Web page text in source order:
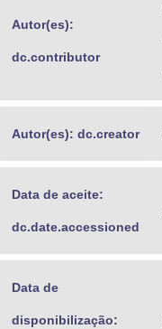
Autor(es):
dc.contributor
Autor(es): dc.creator
Data de aceite:
dc.date.accessioned
Data de
disponibilização: